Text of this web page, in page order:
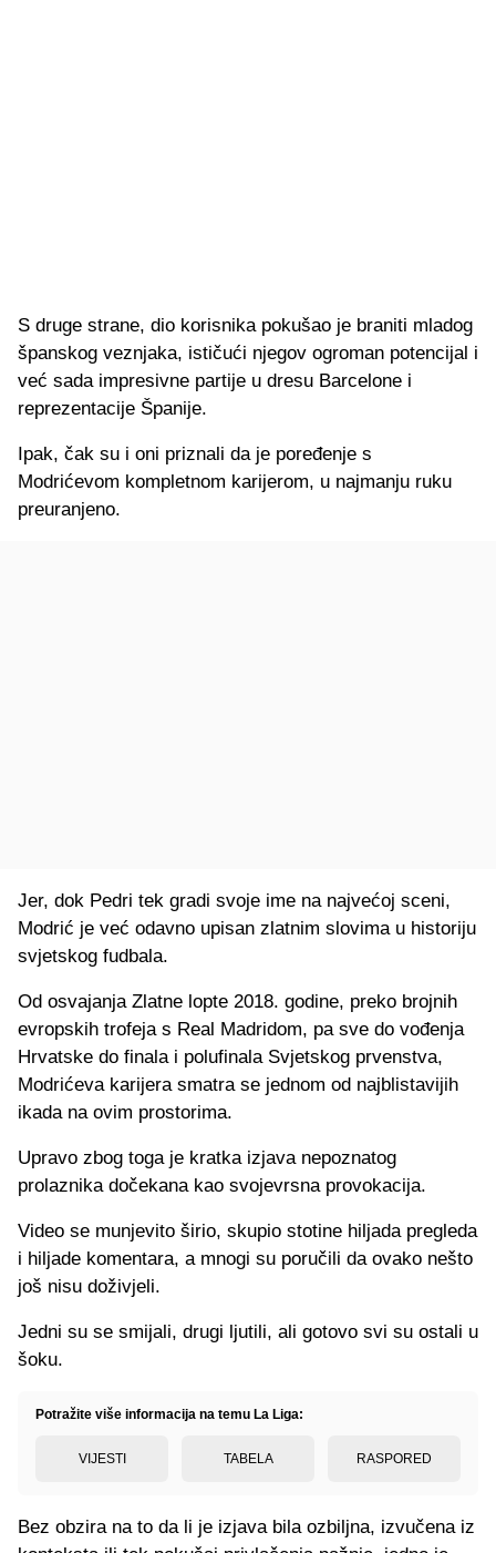
S druge strane, dio korisnika pokušao je braniti mladog
španskog veznjaka, ističući njegov ogroman potencijal i
već sada impresivne partije u dresu Barcelone i
reprezentacije Španije.
Ipak, čak su i oni priznali da je poređenje s
Modrićevom kompletnom karijerom, u najmanju ruku
preuranjeno.
Jer, dok Pedri tek gradi svoje ime na najvećoj sceni,
Modrić je već odavno upisan zlatnim slovima u historiju
svjetskog fudbala.
Od osvajanja Zlatne lopte 2018. godine, preko brojnih
evropskih trofeja s Real Madridom, pa sve do vođenja
Hrvatske do finala i polufinala Svjetskog prvenstva,
Modrićeva karijera smatra se jednom od najblistavijih
ikada na ovim prostorima.
Upravo zbog toga je kratka izjava nepoznatog
prolaznika dočekana kao svojevrsna provokacija.
Video se munjevito širio, skupio stotine hiljada pregleda
i hiljade komentara, a mnogi su poručili da ovako nešto
još nisu doživjeli.
Jedni su se smijali, drugi ljutili, ali gotovo svi su ostali u
šoku.
Potražite više informacija na temu La Liga:
VIJESTI TABELA RASPORED
Bez obzira na to da li je izjava bila ozbiljna, izvučena iz